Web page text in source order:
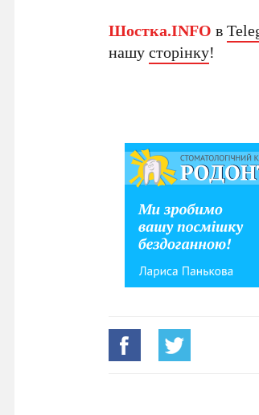
Шостка.INFO в
нашусторінку!